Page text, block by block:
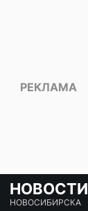
НОВОСТИ
НОВОСИБИРСКА